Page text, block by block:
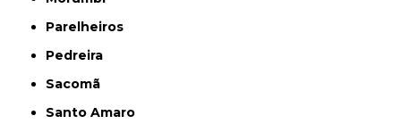
Parelheiros
Pedreira
Sacomã
Santo Amaro